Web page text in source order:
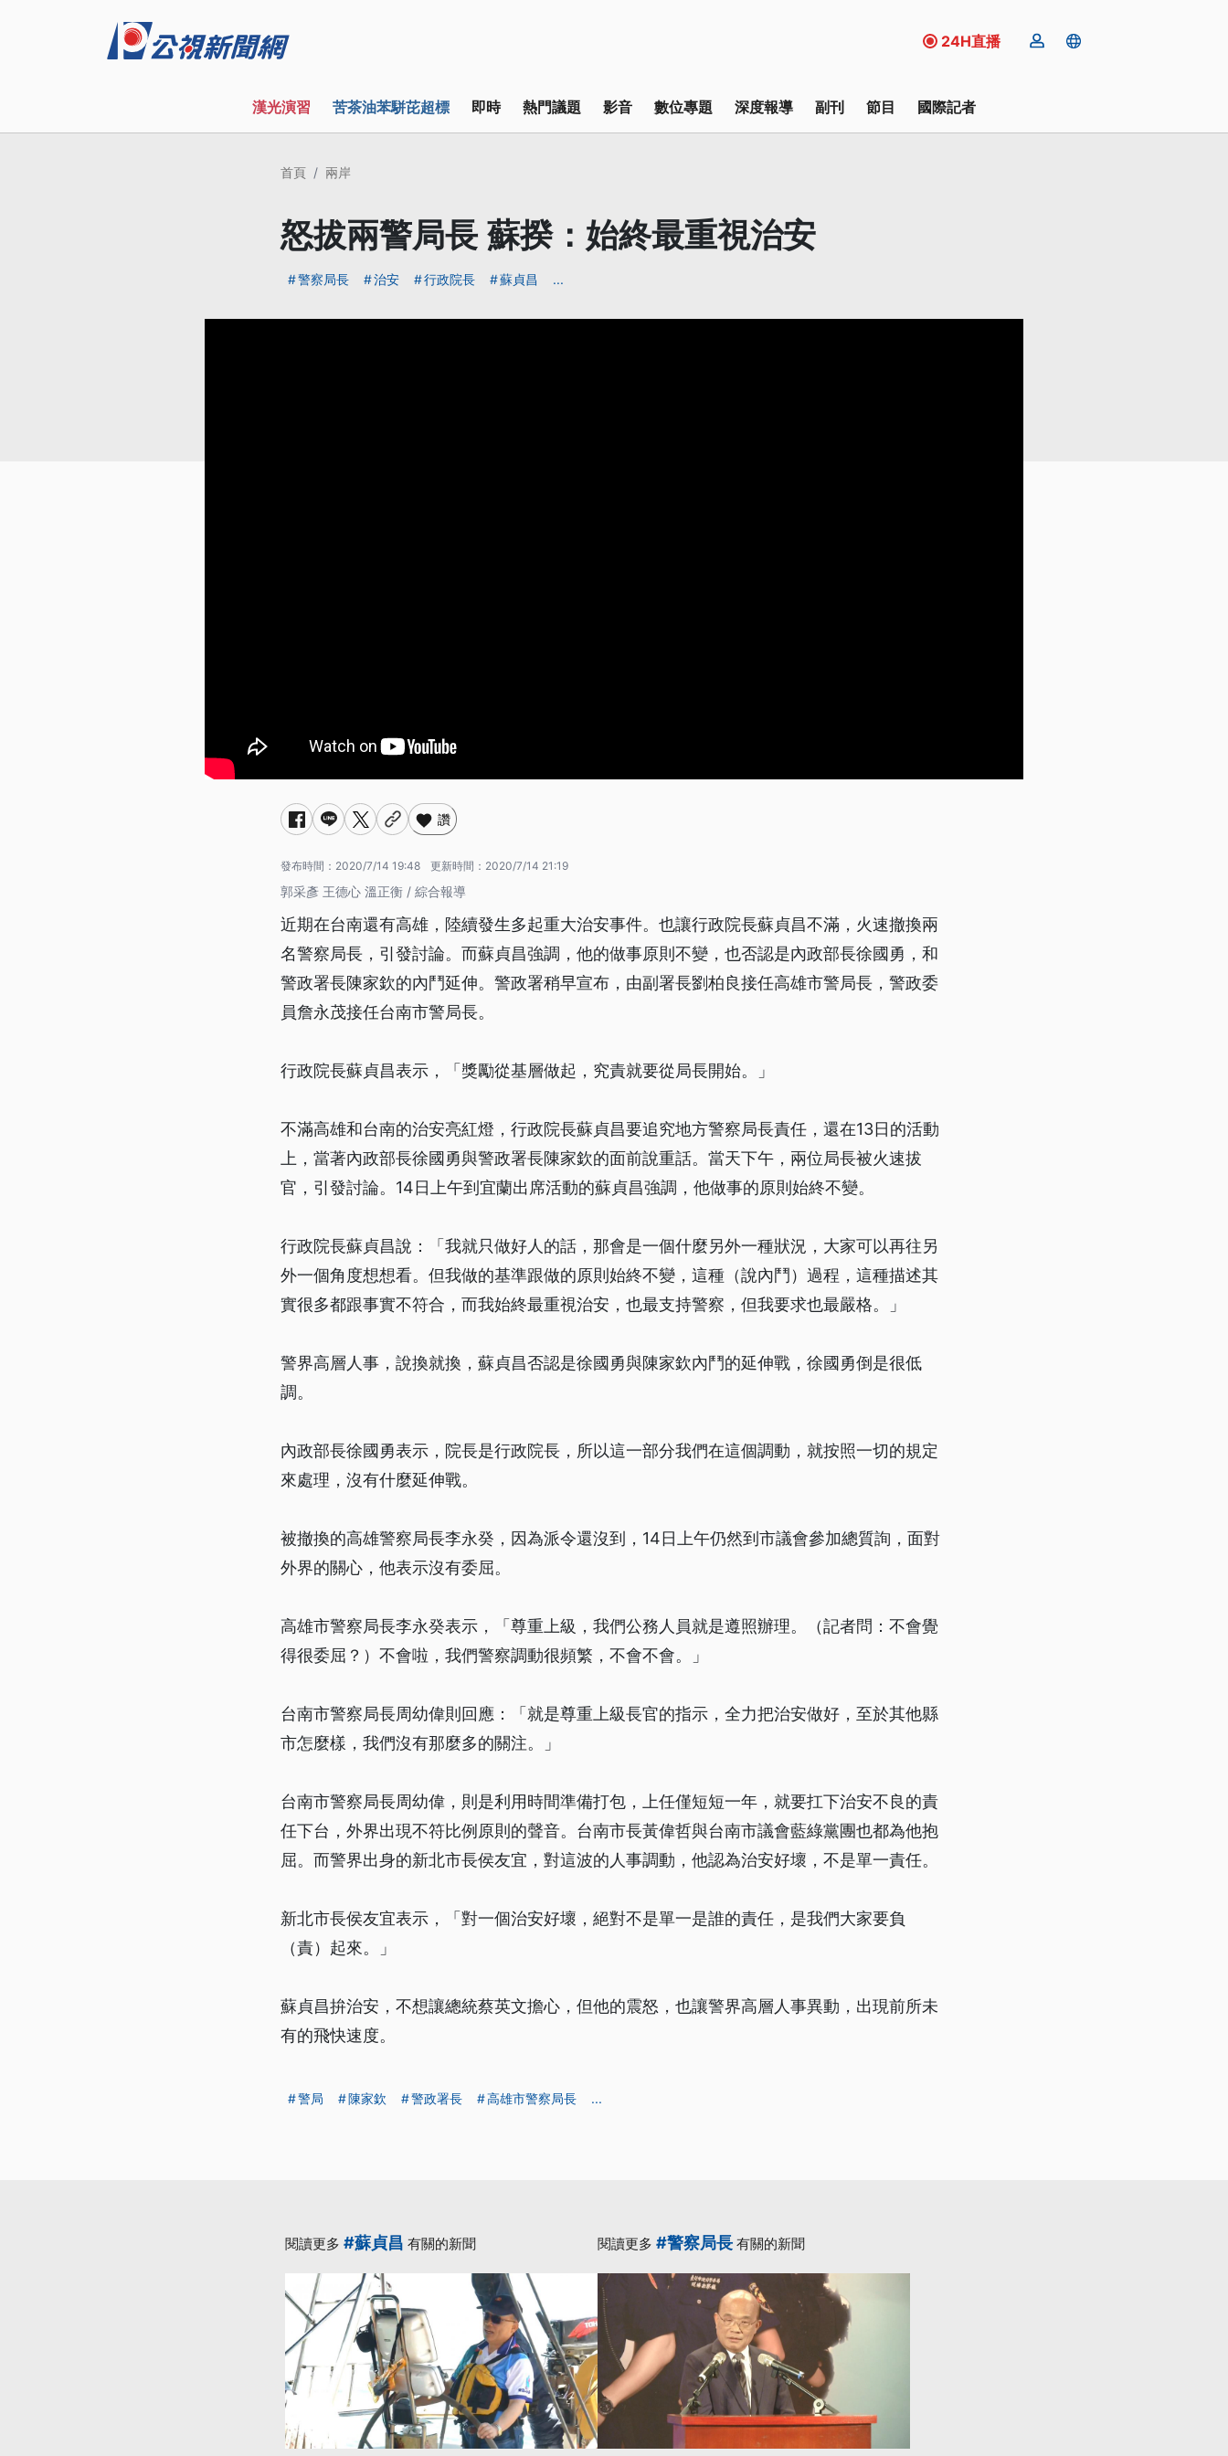
24H直播
漢光演習 苦茶油苯駢芘超標 即時 熱門議題 影音 數位專題 深度報導 副刊 節目 國際記者
首頁 兩岸
怒拔兩警局長 蘇揆：始終最重視治安
警察局長 治安 行政院長 蘇貞昌 ...
讚
發布時間： 2020/7/14 19:48 更新時間： 2020/7/14 21:19
郭采彥 王德心 溫正衡 / 綜合報導
近期在台南還有高雄，陸續發生多起重大治安事件。也讓行政院長蘇貞昌不滿，火速撤換兩
名警察局長，引發討論。而蘇貞昌強調，他的做事原則不變，也否認是內政部長徐國勇，和
警政署長陳家欽的內鬥延伸。警政署稍早宣布，由副署長劉柏良接任高雄市警局長，警政委
員詹永茂接任台南市警局長。
行政院長蘇貞昌表示，「獎勵從基層做起，究責就要從局長開始。」
不滿高雄和台南的治安亮紅燈，行政院長蘇貞昌要追究地方警察局長責任，還在13日的活動
上，當著內政部長徐國勇與警政署長陳家欽的面前說重話。當天下午，兩位局長被火速拔
官，引發討論。14日上午到宜蘭出席活動的蘇貞昌強調，他做事的原則始終不變。
行政院長蘇貞昌說：「我就只做好人的話，那會是一個什麼另外一種狀況，大家可以再往另
外一個角度想想看。但我做的基準跟做的原則始終不變，這種（說內鬥）過程，這種描述其
實很多都跟事實不符合，而我始終最重視治安，也最支持警察，但我要求也最嚴格。」
警界高層人事，說換就換，蘇貞昌否認是徐國勇與陳家欽內鬥的延伸戰，徐國勇倒是很低
調。
內政部長徐國勇表示，院長是行政院長，所以這一部分我們在這個調動，就按照一切的規定
來處理，沒有什麼延伸戰。
被撤換的高雄警察局長李永癸，因為派令還沒到，14日上午仍然到市議會參加總質詢，面對
外界的關心，他表示沒有委屈。
高雄市警察局長李永癸表示，「尊重上級，我們公務人員就是遵照辦理。（記者問：不會覺
得很委屈？）不會啦，我們警察調動很頻繁，不會不會。」
台南市警察局長周幼偉則回應：「就是尊重上級長官的指示，全力把治安做好，至於其他縣
市怎麼樣，我們沒有那麼多的關注。」
台南市警察局長周幼偉，則是利用時間準備打包，上任僅短短一年，就要扛下治安不良的責
任下台，外界出現不符比例原則的聲音。台南市長黃偉哲與台南市議會藍綠黨團也都為他抱
屈。而警界出身的新北市長侯友宜，對這波的人事調動，他認為治安好壞，不是單一責任。
新北市長侯友宜表示，「對一個治安好壞，絕對不是單一是誰的責任，是我們大家要負
（責）起來。」
蘇貞昌拚治安，不想讓總統蔡英文擔心，但他的震怒，也讓警界高層人事異動，出現前所未
有的飛快速度。
警局 陳家欽 警政署長 高雄市警察局長 ...
閱讀更多 #蘇貞昌 有關的新聞 閱讀更多 #警察局長 有關的新聞